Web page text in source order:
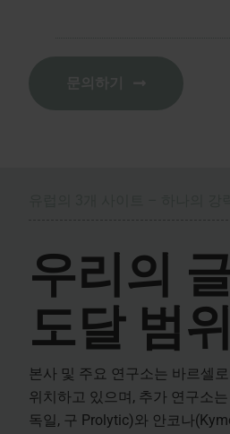
우리의
도달 범위
본사 및 주요 연구소는 바르셀
위치하고 있으며, 추가 연구소
독일, 구 Prolytic)와 안코나